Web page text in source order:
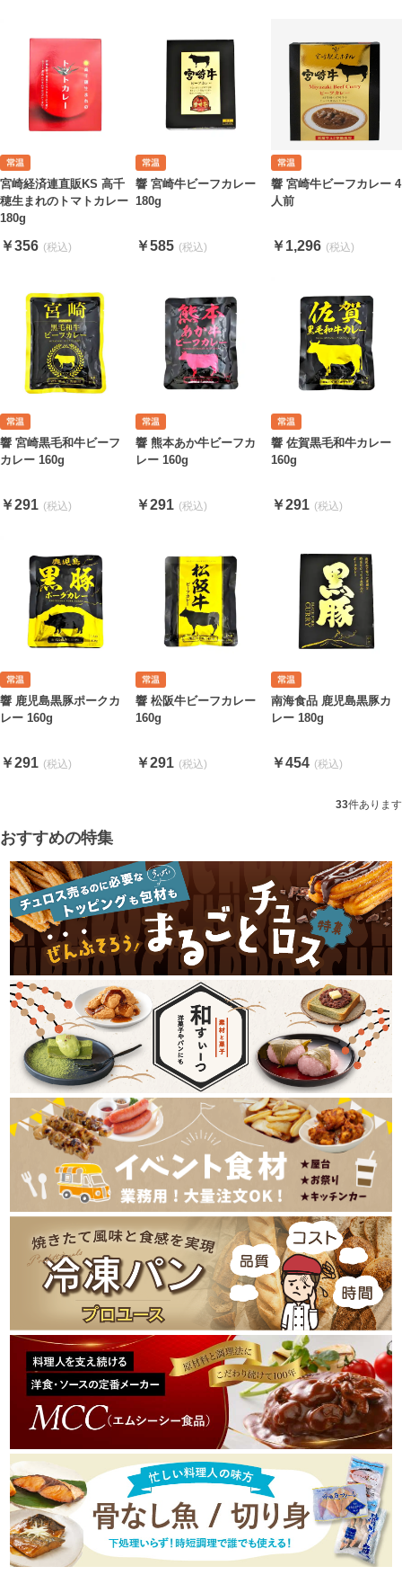
宮崎経済連直販KS 高千
穂生まれのトマトカレー
180g
￥356
響 宮崎牛ビーフカレー
180g
￥585
響 宮崎牛ビーフカレー 4
人前
￥1,296
響 宮崎黒毛和牛ビーフ
カレー 160g
￥291
響 熊本あか牛ビーフカ
レー 160g
￥291
響 佐賀黒毛和牛カレー
160g
￥291
響 鹿児島黒豚ポークカ
レー 160g
￥291
響 松阪牛ビーフカレー
160g
￥291
南海食品 鹿児島黒豚カ
レー 180g
￥454
33件あります
おすすめの特集